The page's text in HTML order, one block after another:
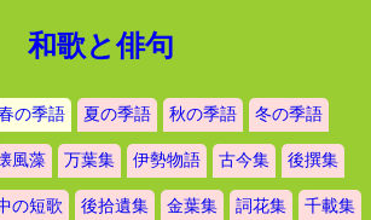
和歌と俳句
の季語 夏の季語 秋の季語 冬の季語
風藻 万葉集 伊勢物語 古今集 後撰集
の短歌 後拾遺集 金葉集 詞花集 千載集